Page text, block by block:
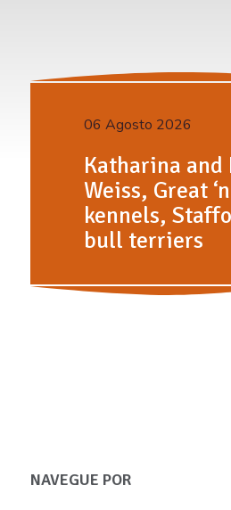
06 Agosto 2026
Katharina and
Weiss, Great
kennels,
bull terriers
NAVEGUE POR